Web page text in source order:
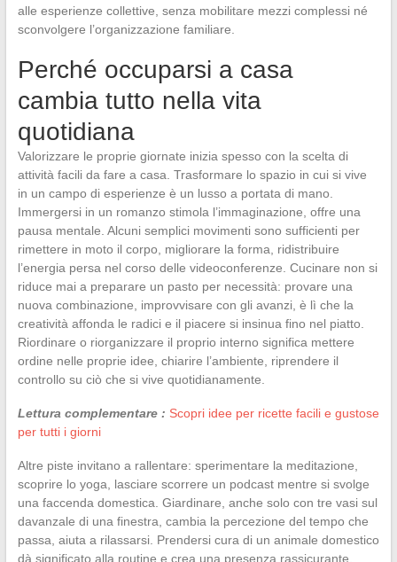
alle esperienze collettive, senza mobilitare mezzi complessi né
sconvolgere l’organizzazione familiare.
Perché occuparsi a casa
cambia tutto nella vita
quotidiana
Valorizzare le proprie giornate inizia spesso con la scelta di
attività facili da fare a casa. Trasformare lo spazio in cui si vive
in un campo di esperienze è un lusso a portata di mano.
Immergersi in un romanzo stimola l’immaginazione, offre una
pausa mentale. Alcuni semplici movimenti sono sufficienti per
rimettere in moto il corpo, migliorare la forma, ridistribuire
l’energia persa nel corso delle videoconferenze. Cucinare non si
riduce mai a preparare un pasto per necessità: provare una
nuova combinazione, improvvisare con gli avanzi, è lì che la
creatività affonda le radici e il piacere si insinua fino nel piatto.
Riordinare o riorganizzare il proprio interno significa mettere
ordine nelle proprie idee, chiarire l’ambiente, riprendere il
controllo su ciò che si vive quotidianamente.
Lettura complementare : Scopri idee per ricette facili e gustose
per tutti i giorni
Altre piste invitano a rallentare: sperimentare la meditazione,
scoprire lo yoga, lasciare scorrere un podcast mentre si svolge
una faccenda domestica. Giardinare, anche solo con tre vasi sul
davanzale di una finestra, cambia la percezione del tempo che
passa, aiuta a rilassarsi. Prendersi cura di un animale domestico
dà significato alla routine e crea una presenza rassicurante.